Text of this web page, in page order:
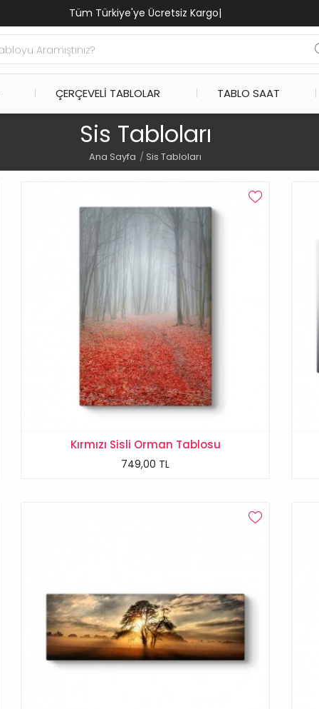
Tüm Türkiye'ye Ücretsiz Kargo|
ÇERÇEVELI TABLOLAR TABLO SAAT
Sis Tabloları
Ana Sayfa Sis Tabloları
Kırmızı Sisli Orman Tablosu
749,00 TL